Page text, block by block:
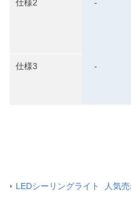
仕様2
仕様3
-
-
LEDシーリングライト 人気